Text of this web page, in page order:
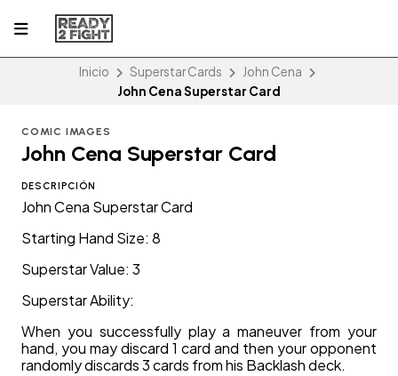
Inicio Superstar Cards
John Cena
John Cena Superstar Card
COMIC IMAGES
John Cena Superstar Card
DESCRIPCIÓN
John Cena Superstar Card
Starting Hand Size: 8
Superstar Value: 3
Superstar Ability:
When you successfully play a maneuver from your
hand, you may discard 1 card and then your opponent
randomly discards 3 cards from his Backlash deck.